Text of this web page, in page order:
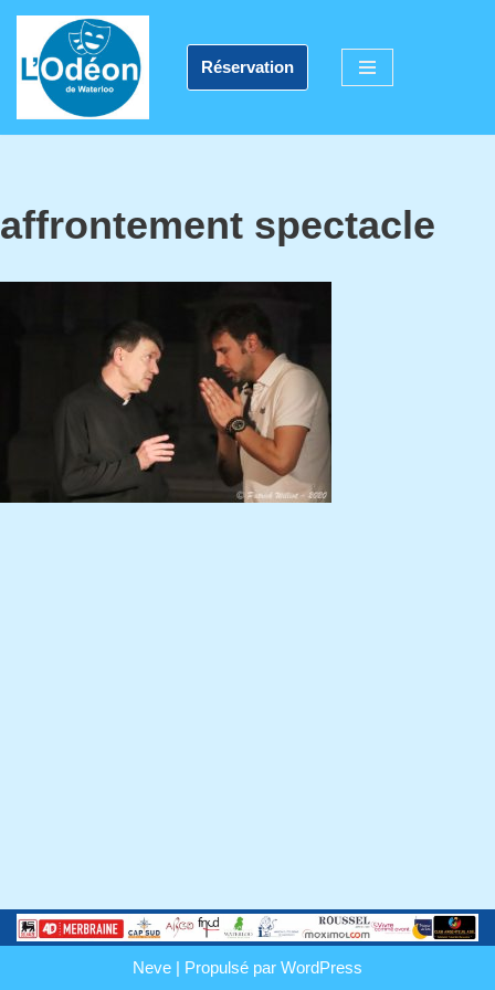
Aller
au
contenu
Réservation
affrontement spectacle
Neve | Propulsé par WordPress